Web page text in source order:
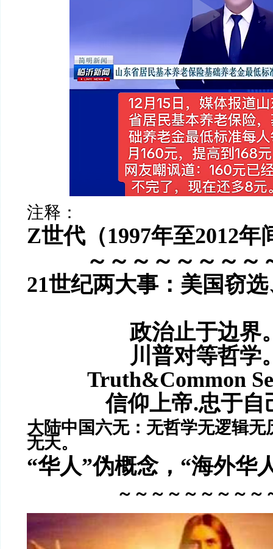
注释：
Z世代（1997年至2012年
～～～～～～～～
21世纪两大事：美国窃
政治止于边界
川普对等哲学
Truth&Common
信仰上帝.忠于自
大陆中国六无：无哲学无逻辑无
无天。
“华人”伪概念，“海外华
～～～～～～～～～